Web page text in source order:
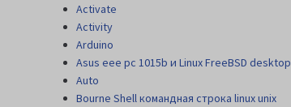
Activate
Activity
Arduino
Asus eee pc 1015b и Linux FreeBSD desktop
Auto
Bourne Shell командная строка linux unix